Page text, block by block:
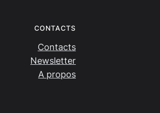
CONTACTS
Contacts
Newsletter
A propos